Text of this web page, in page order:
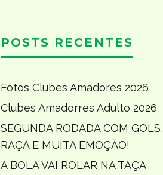
POSTS RECENTES
Fotos Clubes Amadores 2026
Clubes Amadorres Adulto 2026
SEGUNDA RODADA COM GOLS,
RAÇA E MUITA EMOÇÃO!
A BOLA VAI ROLAR NA TAÇA